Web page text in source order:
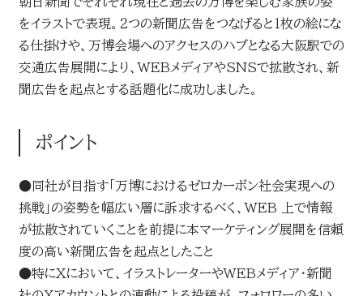
をイラストで表現。２つの新聞広告をつなげると１枚の絵にな
る仕掛けや、万博会場へのアクセスのハブとなる大阪駅での
交通広告展開により、WEBメディアやSNSで拡散され、新
聞広告を起点とする話題化に成功しました。
ポイント
●同社が目指す「万博におけるゼロカーボン社会実現への
挑戦」の姿勢を幅広い層に訴求するべく、WEB 上で情報
が拡散されていくことを前提に本マーケティング展開を信頼
度の高い新聞広告を起点としたこと
●特にXにおいて、イラストレーターやWEBメディア・新聞